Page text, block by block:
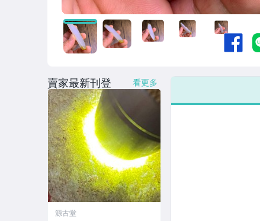
賣家最新刊登 看更多
源古堂